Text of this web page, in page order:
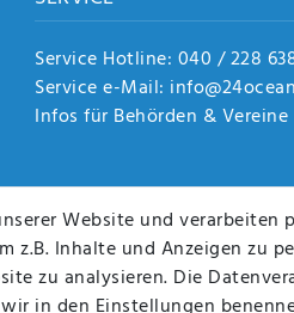
Service Hotline: 040 / 228
Service e-Mail:
Infos für Behörden & Vereine
Website und verarbeiten
z.B. Inhalte und Anzeigen zu
zu analysieren. Die